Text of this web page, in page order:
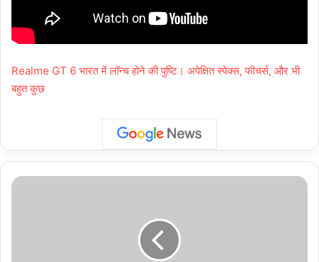
Realme GT 6 भारत में लॉन्च होने की पुष्टि। अपेक्षित स्पेक्स, फीचर्स, और भी
बहुत कुछ
Noida